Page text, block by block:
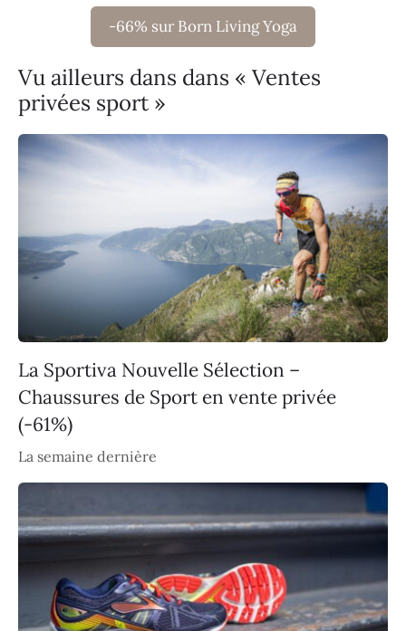
-66% sur Born Living Yoga
Vu ailleurs dans dans « Ventes
privées sport »
La Sportiva Nouvelle Sélection –
Chaussures de Sport en vente privée
(-61%)
La semaine dernière